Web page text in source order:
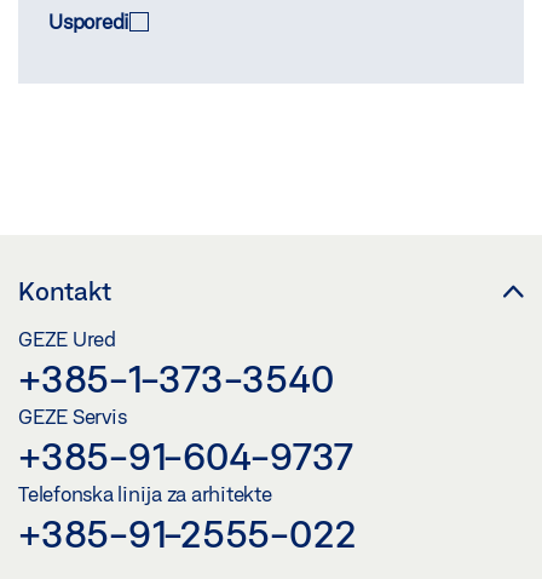
Usporedi
Kontakt
GEZE Ured
+385-1-373-3540
GEZE Servis
+385-91-604-9737
Telefonska linija za arhitekte
+385-91-2555-022